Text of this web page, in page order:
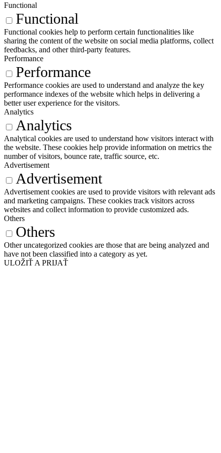
Functional
Functional
Functional cookies help to perform certain functionalities like
sharing the content of the website on social media platforms, collect
feedbacks, and other third-party features.
Performance
Performance
Performance cookies are used to understand and analyze the key
performance indexes of the website which helps in delivering a
better user experience for the visitors.
Analytics
Analytics
Analytical cookies are used to understand how visitors interact with
the website. These cookies help provide information on metrics the
number of visitors, bounce rate, traffic source, etc.
Advertisement
Advertisement
Advertisement cookies are used to provide visitors with relevant ads
and marketing campaigns. These cookies track visitors across
websites and collect information to provide customized ads.
Others
Others
Other uncategorized cookies are those that are being analyzed and
have not been classified into a category as yet.
ULOŽIŤ A PRIJAŤ